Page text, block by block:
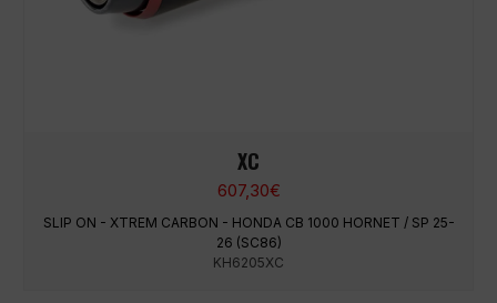
XC
607,30€
SLIP ON - XTREM CARBON - HONDA CB 1000 HORNET / SP 25-
26 (SC86)
KH6205XC